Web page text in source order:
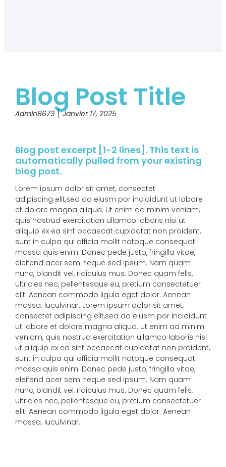
Blog Post Title
Admin8673 Janvier 17, 2025
Blog post excerpt [1-2 lines]. This text is
automatically pulled from your existing
blog post.
Lorem ipsum dolor sit amet, consectet
adipiscing elit,sed do eiusm por incididunt ut labore
et dolore magna aliqua. Ut enim ad minim veniam,
quis nostrud exercitation ullamco laboris nisi ut
aliquip ex ea sint occaecat cupidatat non proident,
sunt in culpa qui officia mollit natoque consequat
massa quis enim. Donec pede justo, fringilla vitae,
eleifend acer sem neque sed ipsum. Nam quam
nunc, blandit vel, ridiculus mus. Donec quam felis,
ultricies nec, pellentesque eu, pretium consectetuer
elit. Aenean commodo ligula eget dolor. Aenean
massa. luculvinar. Lorem ipsum dolor sit amet,
consectet adipiscing elit,sed do eiusm por incididunt
ut labore et dolore magna aliqua. Ut enim ad minim
veniam, quis nostrud exercitation ullamco laboris nisi
ut aliquip ex ea sint occaecat cupidatat non proident,
sunt in culpa qui officia mollit natoque consequat
massa quis enim. Donec pede justo, fringilla vitae,
eleifend acer sem neque sed ipsum. Nam quam
nunc, blandit vel, ridiculus mus. Donec quam felis,
ultricies nec, pellentesque eu, pretium consectetuer
elit. Aenean commodo ligula eget dolor. Aenean
massa. luculvinar.